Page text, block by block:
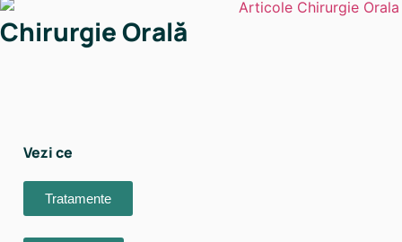
Chirurgie Orală
Vezi ce
Tratamente